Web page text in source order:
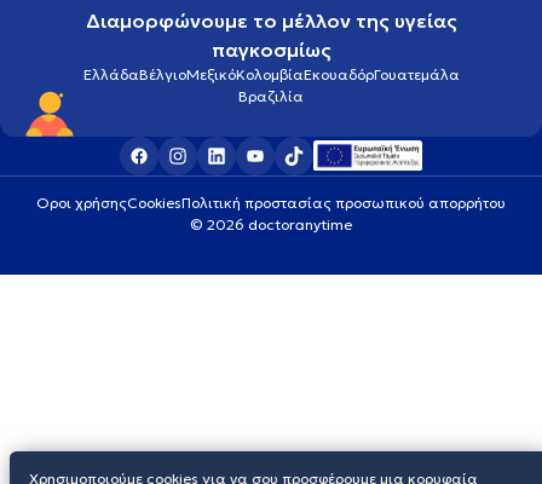
Διαμορφώνουμε το μέλλον της υγείας
παγκοσμίως
ΕλλάδαΒέλγιοΜεξικόΚολομβίαΕκουαδόρΓουατεμάλα
Βραζιλία
Οροι χρήσηςCookiesΠολιτική προστασίας προσωπικού απορρήτου
© 2026 doctoranytime
Χρησιμοποιούμε cookies για να σου προσφέρουμε μια κορυφαία